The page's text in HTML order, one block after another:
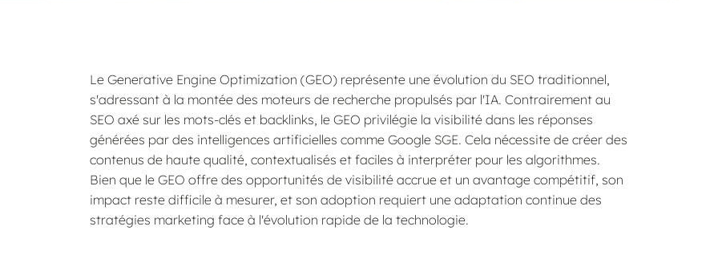
Le Generative Engine Optimization (GEO) représente une évolution du SEO traditionnel,
s'adressant à la montée des moteurs de recherche propulsés par l'IA. Contrairement au
SEO axé sur les mots-clés et backlinks, le GEO privilégie la visibilité dans les réponses
générées par des intelligences artificielles comme Google SGE. Cela nécessite de créer des
contenus de haute qualité, contextualisés et faciles à interpréter pour les algorithmes.
Bien que le GEO offre des opportunités de visibilité accrue et un avantage compétitif, son
impact reste difficile à mesurer, et son adoption requiert une adaptation continue des
stratégies marketing face à l'évolution rapide de la technologie.